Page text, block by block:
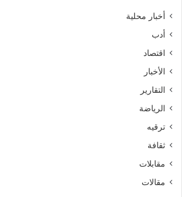
أخبار محلية
أدب
اقتصاد
الأخبار
التقارير
الرياضة
ترقيه
ثقافة
مقابلات
مقالات